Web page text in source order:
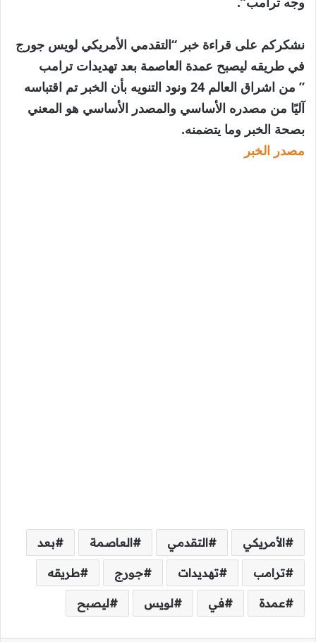
نشكركم على قراءة خبر “التقدمي الأمريكي لويس جورج
في طريقه ليصبح عمدة العاصمة بعد تهديدات ترامب
” من اشراق العالم 24 ونود التنويه بأن الخبر تم اقتباسه
آليًا من مصدره الأساسي والمصدر الأساسي هو المعني
بصحة الخبر وما يتضمنه.
مصدر الخبر
الأمريكي التقدمي العاصمة بعد
ترامب تهديدات جورج طريقه
عمدة في لويس ليصبح